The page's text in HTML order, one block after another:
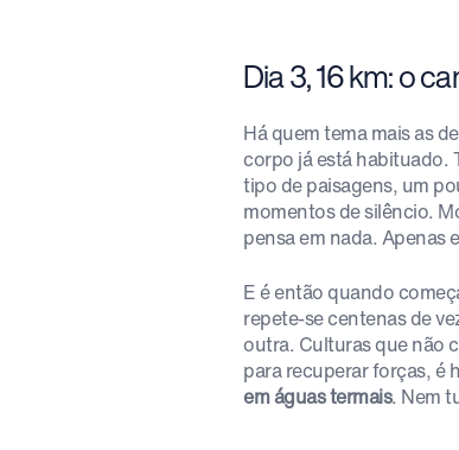
Dia 3, 16 km: o
Há quem tema mais as
corpo já está habituado.
tipo de paisagens, um
momentos de silêncio.
pensa em nada. Apenas
E é então quando
repete-se centenas de
outra. Culturas que não
para recuperar forças, é
em águas termais. Nem